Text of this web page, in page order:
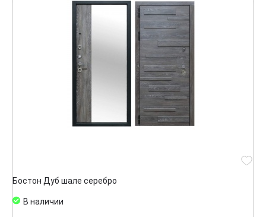
Бостон Дуб шале серебро
В наличии